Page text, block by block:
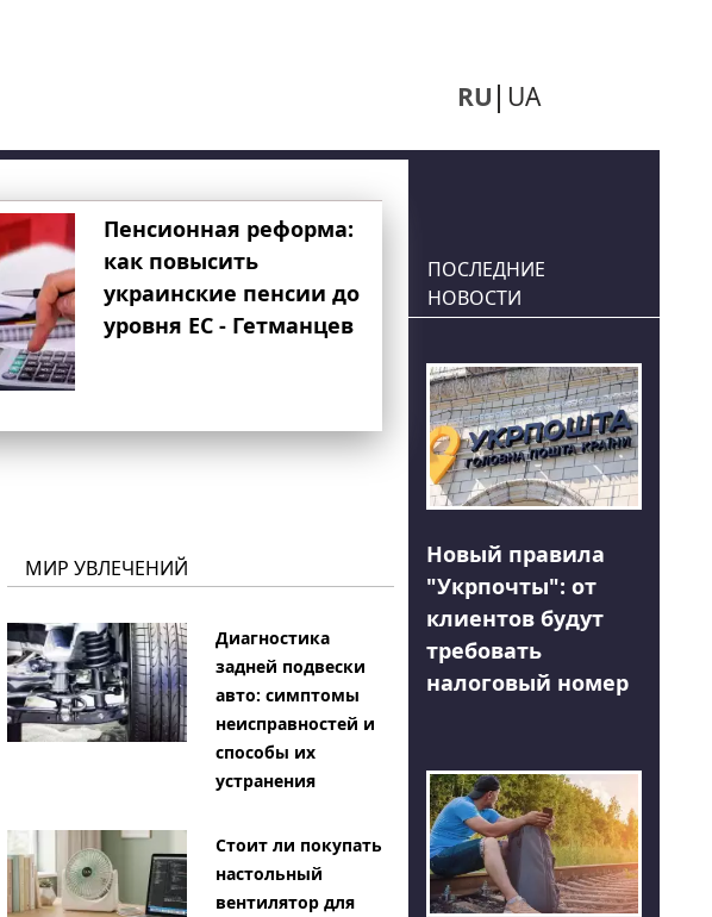
RU UA
Пенсионная реформа:
как повысить
украинские пенсии до
уровня ЕС - Гетманцев
МИР УВЛЕЧЕНИЙ
Диагностика
задней подвески
авто: симптомы
неисправностей и
способы их
устранения
Стоит ли покупать
настольный
вентилятор для
ПОСЛЕДНИЕ
НОВОСТИ
Новый правила
"Укрпочты": от
клиентов будут
требовать
налоговый номер